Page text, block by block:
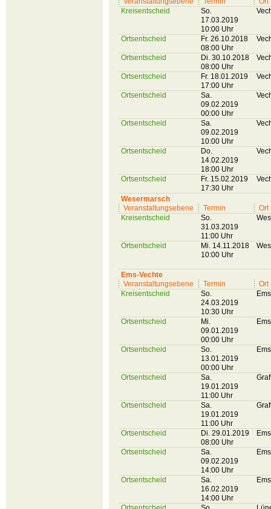
Kreisentscheid
So.
17.03.2019
10:00 Uhr
Ortsentscheid
Fr. 26.10.2018
08:00 Uhr
Ortsentscheid
Di. 30.10.2018
08:00 Uhr
Ortsentscheid
Fr. 18.01.2019
17:00 Uhr
Ortsentscheid
Sa.
09.02.2019
00:00 Uhr
Ortsentscheid
Sa.
09.02.2019
10:00 Uhr
Ortsentscheid
Do.
14.02.2019
18:00 Uhr
Ortsentscheid
Fr. 15.02.2019
17:30 Uhr
Wesermarsch
Veranstaltungsebene
Termin
Ort
Kreisentscheid
So.
31.03.2019
11:00 Uhr
Ortsentscheid
Mi. 14.11.2018
10:00 Uhr
Ems-Vechte
Veranstaltungsebene
Termin
Ort
Kreisentscheid
So.
24.03.2019
10:30 Uhr
Ortsentscheid
Mi.
09.01.2019
00:00 Uhr
Ortsentscheid
So.
13.01.2019
00:00 Uhr
Ortsentscheid
Sa.
19.01.2019
11:00 Uhr
Ortsentscheid
Sa.
19.01.2019
11:00 Uhr
Ortsentscheid
Di. 29.01.2019
08:00 Uhr
Ortsentscheid
Sa.
09.02.2019
14:00 Uhr
Ortsentscheid
Sa.
16.02.2019
14:00 Uhr